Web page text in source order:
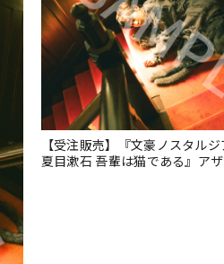
【受注販売】『文豪ノスタル
夏目漱石 吾輩は猫である』ア